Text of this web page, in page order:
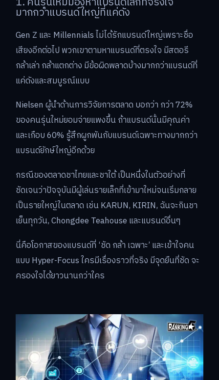
มากกว่าแบรนด์ใหญ่ที่แค่ดัง
Gen Z และ Millennials ไม่ได้รักแบรนด์ใหญ่เพราะชื่อ
เสียงอีกต่อไป พวกเขาตามหาแบรนด์ที่ตรงใจ มีสตอรี
กล้าเล่า กล้าแตกต่าง มีข้อผิดพลาดบ้างมากกว่าแบรนด์ที่
แค่ดังและสมบูรณ์แบบ
Nielsen ผู้นำด้านการวิจัยการตลาด บอกว่า กว่า 72%
ของคนรุ่นใหม่ยอมจ่ายแพงขึ้น ถ้าแบรนด์นั้นมีคุณค่า
และเกือบ 60% รู้สึกผูกพันกับแบรนด์เฉพาะทางมากกว่า
แบรนด์ยักษ์ใหญ่อีกด้วย
กรณีของตลาดชาไทยและชาใต้ เป็นหนึ่งในตัวอย่างที่
ชัดเจนว่าปัจจุบันมีผู้เล่นรายเล็กที่เข้ามาใหม่จนเริ่มกลาย
เป็นรายใหญ่ในตลาด เช่น KARUN, KIRIN, ฉันจะกินชา
เย็นทุกวัน, Chongdee Teahouse และแบรนด์อื่นๆ
นี่คือโอกาสของแบรนด์ที่ ‘ชัด กล้า เฉพาะ’ และเข้าใจคน
แบบ Hyper-Focus ใครมีเรื่องราวที่จริง มีจุดยืนที่ชัด จะ
ครองใจได้ยาวนานกว่าใคร